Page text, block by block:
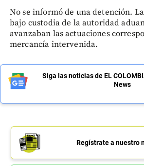
No se informó de una detención.
bajo custodia de la autoridad
avanzaban las actuaciones
mercancía intervenida.
Siga las noticias de EL
News
Regístrate a nuestro